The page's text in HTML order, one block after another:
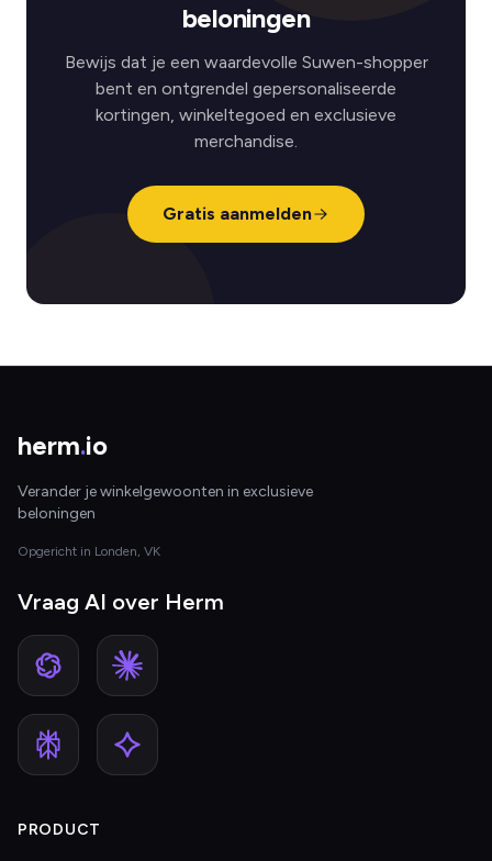
beloningen
Bewijs dat je een waardevolle Suwen-shopper
bent en ontgrendel gepersonaliseerde
kortingen, winkeltegoed en exclusieve
merchandise.
Gratis aanmelden
herm.io
Verander je winkelgewoonten in exclusieve
beloningen
Opgericht in Londen, VK
Vraag AI over Herm
PRODUCT